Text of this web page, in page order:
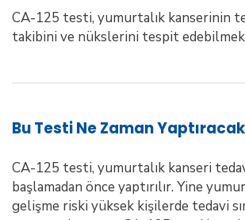
CA-125 testi, yumurtalık kanserinin
takibini ve nükslerini tespit edebilmek
Bu Testi Ne Zaman
CA-125 testi, yumurtalık kanseri
başlamadan önce yaptırılır. Yine
gelişme riski yüksek kişilerde tedavi